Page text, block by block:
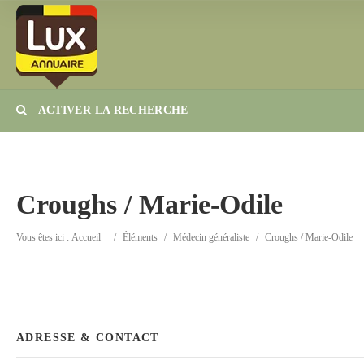
ACTIVER LA RECHERCHE
Catégorie
Croughs / Marie-Odile
Vous êtes ici : Accueil / Éléments / Médecin généraliste / Croughs / Marie-Odile
ADRESSE & CONTACT